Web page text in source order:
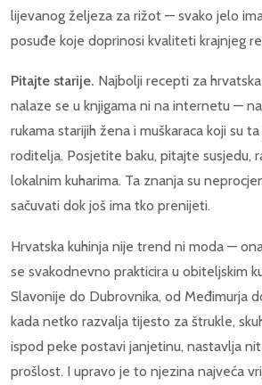
lijevanog željeza za rižot — svako jelo
posuđe koje doprinosi kvaliteti krajnjeg
Pitajte starije. Najbolji recepti za
nalaze se u knjigama ni na internetu —
rukama starijih žena i muškaraca koji su
roditelja. Posjetite baku, pitajte susjedu,
lokalnim kuharima. Ta znanja su
sačuvati dok još ima tko prenijeti.
Hrvatska kuhinja nije trend ni moda —
se svakodnevno prakticira u obiteljskim
Slavonije do Dubrovnika, od Međimurja
kada netko razvalja tijesto za štrukle,
ispod peke postavi janjetinu, nastavlja
prošlost. I upravo je to njezina najveća